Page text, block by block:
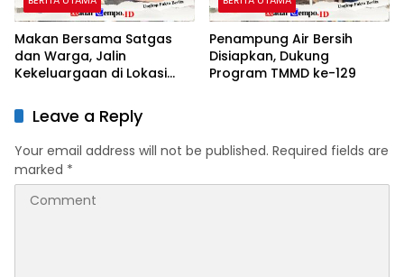
Makan Bersama Satgas
dan Warga, Jalin
Kekeluargaan di Lokasi
Penampung Air Bersih
Disiapkan, Dukung
Program TMMD ke-129
Leave a Reply
Your email address will not be published. Required fields are
marked *